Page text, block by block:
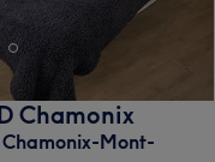
Chamonix
Chamonix-Mont-